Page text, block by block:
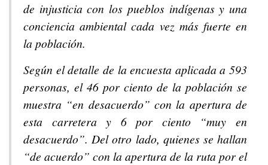
de injusticia con los pueblos indígenas y una
conciencia ambiental cada vez más fuerte en
la población.
Según el detalle de la encuesta aplicada a 593
personas, el 46 por ciento de la población se
muestra “en desacuerdo” con la apertura de
esta carretera y 6 por ciento “muy en
desacuerdo”. Del otro lado, quienes se hallan
“de acuerdo” con la apertura de la ruta por el